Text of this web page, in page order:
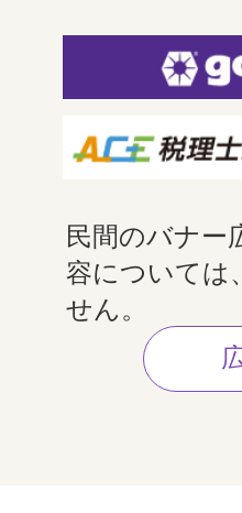
民間のバナー
容については
せん。